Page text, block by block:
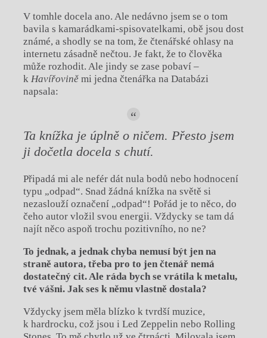
V tomhle docela ano. Ale nedávno jsem se o tom
bavila s kamarádkami-spisovatelkami, obě jsou dost
známé, a shodly se na tom, že čtenářské ohlasy na
internetu zásadně nečtou. Je fakt, že to člověka
může rozhodit. Ale jindy se zase pobaví –
k Havířoviněmi jedna čtenářka na Databázi
napsala:
Ta knížka je úplně o ničem. Přesto jsem
ji dočetla docela s chutí.
Připadá mi ale nefér dát nula bodů nebo hodnocení
typu „odpad“. Snad žádná knížka na světě si
nezaslouží označení „odpad“! Pořád je to něco, do
čeho autor vložil svou energii. Vždycky se tam dá
najít něco aspoň trochu pozitivního, no ne?
To jednak, a jednak chyba nemusí být jen na
straně autora, třeba pro to jen čtenář nemá
dostatečný cit. Ale ráda bych se vrátila k metalu,
tvé vášni. Jak ses k němu vlastně dostala?
Vždycky jsem měla blízko k tvrdší muzice,
k hardrocku, což jsou i Led Zeppelin nebo Rolling